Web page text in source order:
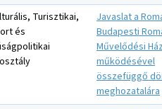
Turisztikai,
és
Javaslat a
Budapesti
Művelődési
működésével
összefüggő
meghozatalára